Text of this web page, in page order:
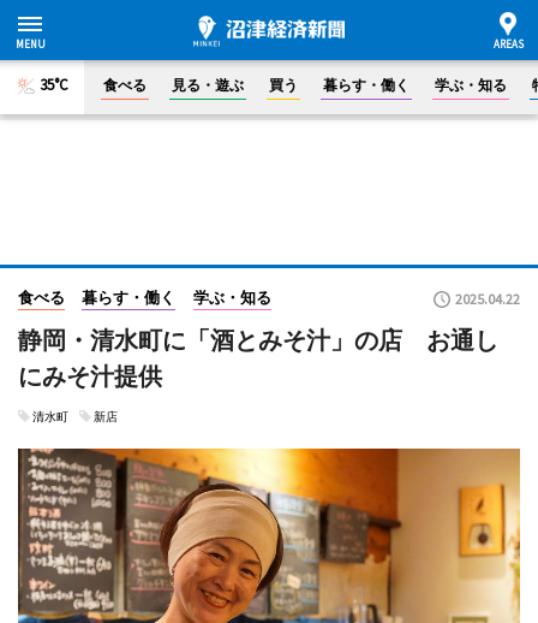
35°C 食べる 見る・遊ぶ 買う 暮らす・働く 学ぶ・知る
食べる 暮らす・働く 学ぶ・知る 2025.04.22
静岡・清水町に「酒とみそ汁」の店 お通し
にみそ汁提供
清水町 新店